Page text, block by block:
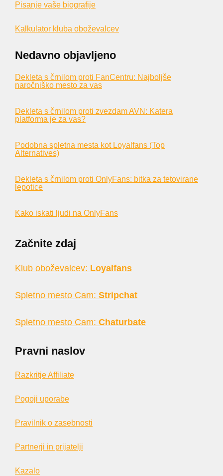
Pisanje vaše biografije
Kalkulator kluba oboževalcev
Nedavno objavljeno
Dekleta s črnilom proti FanCentru: Najboljše
naročniško mesto za vas
Dekleta s črnilom proti zvezdam AVN: Katera
platforma je za vas?
Podobna spletna mesta kot Loyalfans (Top
Alternatives)
Dekleta s črnilom proti OnlyFans: bitka za tetovirane
lepotice
Kako iskati ljudi na OnlyFans
Začnite zdaj
Klub oboževalcev: Loyalfans
Spletno mesto Cam: Stripchat
Spletno mesto Cam: Chaturbate
Pravni naslov
Razkritje Affiliate
Pogoji uporabe
Pravilnik o zasebnosti
Partnerji in prijatelji
Kazalo